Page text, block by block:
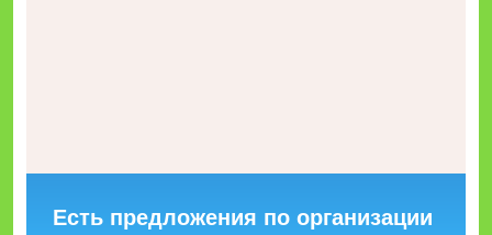
Есть предложения по организации